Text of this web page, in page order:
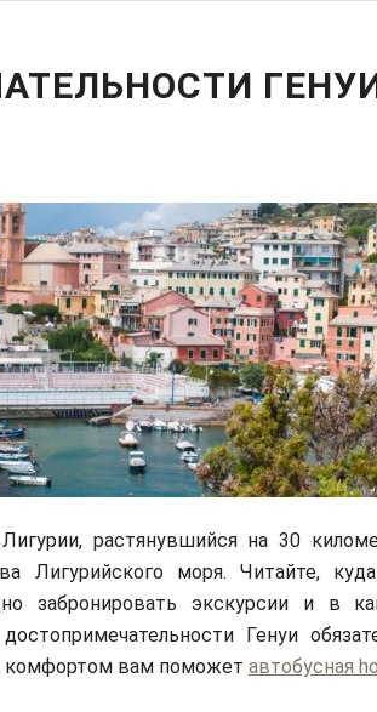
растянувшийся на 30
Лигурийского моря. Читайте,
забронировать экскурсии и в
Генуи
комфортом вам поможетавтобусная